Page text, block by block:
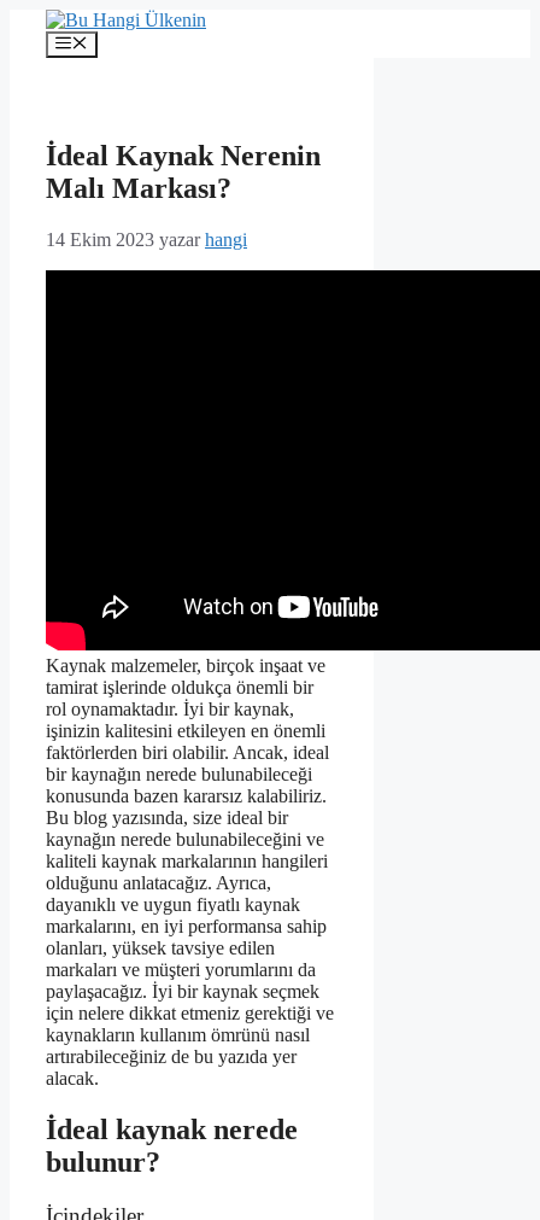
İçeriğe
Menü
İdeal Kaynak Nerenin
Malı Markası?
14 Ekim 2023 yazarhangi
Kaynak malzemeler, birçok inşaat ve
tamirat işlerinde oldukça önemli bir
rol oynamaktadır. İyi bir kaynak,
işinizin kalitesini etkileyen en önemli
faktörlerden biri olabilir. Ancak, ideal
bir kaynağın nerede bulunabileceği
konusunda bazen kararsız kalabiliriz.
Bu blog yazısında, size ideal bir
kaynağın nerede bulunabileceğini ve
kaliteli kaynak markalarının hangileri
olduğunu anlatacağız. Ayrıca,
dayanıklı ve uygun fiyatlı kaynak
markalarını, en iyi performansa sahip
olanları, yüksek tavsiye edilen
markaları ve müşteri yorumlarını da
paylaşacağız. İyi bir kaynak seçmek
için nelere dikkat etmeniz gerektiği ve
kaynakların kullanım ömrünü nasıl
artırabileceğiniz de bu yazıda yer
alacak.
İdeal kaynak nerede
bulunur?